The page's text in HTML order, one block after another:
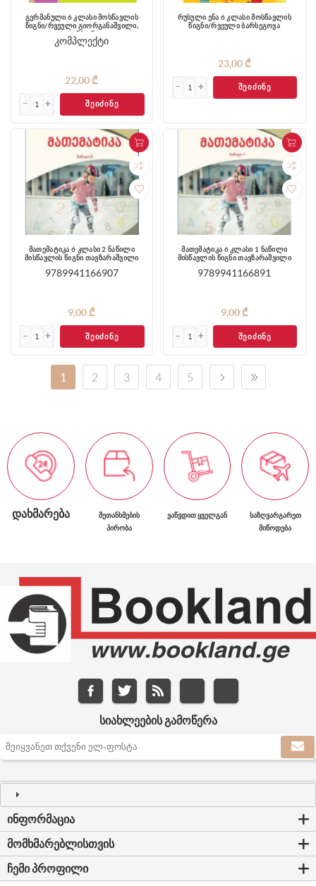
გერმანული 6 კლასი მოსწავლის
წიგნი/რვეული გიორგანაშვილი,
კვანჭიანი
კომპლექტი
22,00 ₾
ᲨᲔᲘᲫᲘᲜᲔ
რუსული ენა 6 კლასი მოსწავლის
წიგნი/რვეული ბარსეგოვა
23,00 ₾
ᲨᲔᲘᲫᲘᲜᲔ
მათემატიკა 6 კლასი 2 ნაწილი
მისწავლის წიგნი თავზარაშვილი
9789941166907
9,00 ₾
ᲨᲔᲘᲫᲘᲜᲔ
მათემატიკა 6 კლასი 1 ნაწილი
მისწავლის წიგნი თავზარაშვილი
9789941166891
9,00 ₾
ᲨᲔᲘᲫᲘᲜᲔ
1 2 3 4 5
ᲓᲐᲮᲛᲐᲠᲔᲑᲐ
ᲨᲔᲗᲐᲜᲮᲛᲔᲑᲘᲡ
ᲞᲘᲠᲝᲑᲐ
ᲕᲐᲬᲕᲓᲘᲗ ᲧᲕᲔᲚᲒᲐᲜ
ᲡᲐᲖᲦᲕᲐᲠᲒᲐᲠᲔᲗ
ᲛᲘᲬᲝᲓᲔᲑᲐ
ᲡᲘᲐᲮᲚᲔᲔᲑᲘᲡ ᲒᲐᲛᲝᲬᲔᲠᲐ
ᲘᲜᲤᲝᲠᲛᲐᲪᲘᲐ
ᲛᲝᲛᲮᲛᲐᲠᲔᲑᲚᲘᲡᲗᲕᲘᲡ
ᲩᲔᲛᲘ ᲞᲠᲝᲤᲘᲚᲘ